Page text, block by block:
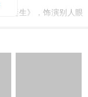
诞生》，饰演别人眼